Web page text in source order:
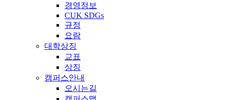
경영정보
CUK SDGs
규정
요람
대학상징
교표
상징
캠퍼스안내
오시는길